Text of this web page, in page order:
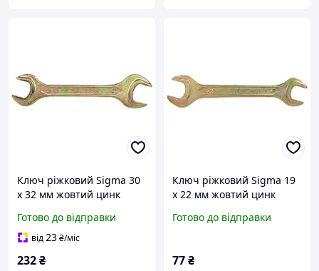
Ключ ріжковий Sigma 30
х 32 мм жовтий цинк
Готово до відправки
від23₴/міс
232₴
Ключ ріжковий Sigma 19
х 22 мм жовтий цинк
Готово до відправки
77₴